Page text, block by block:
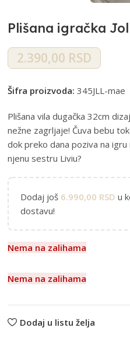
Plišana igračka
2.390,00 RSD
Šifra proizvoda: 345JLL-mae
Plišana vila dugačka 32cm
nežne zagrljaje! Čuva bebu
dok preko dana poziva na igru
njenu sestru Liviu?
Dodaj još 6.990,00 RSD u
dostavu!
Nema na zalihama
Nema na zalihama
Dodaj u listu želja